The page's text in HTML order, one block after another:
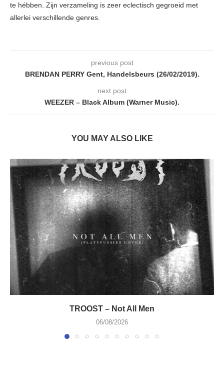
te hébben. Zijn verzameling is zeer eclectisch gegroeid met
allerlei verschillende genres.
previous post
BRENDAN PERRY Gent, Handelsbeurs (26/02/2019).
next post
WEEZER – Black Album (Warner Music).
YOU MAY ALSO LIKE
TROOST – Not All Men
06/08/2026